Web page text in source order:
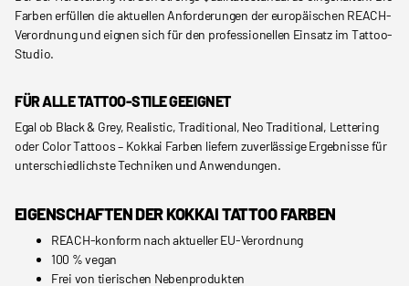
Farben erfüllen die aktuellen Anforderungen der europäischen REACH-
Verordnung und eignen sich für den professionellen Einsatz im Tattoo-
Studio.
FÜR ALLE TATTOO-STILE GEEIGNET
Egal ob Black & Grey, Realistic, Traditional, Neo Traditional, Lettering
oder Color Tattoos – Kokkai Farben liefern zuverlässige Ergebnisse für
unterschiedlichste Techniken und Anwendungen.
EIGENSCHAFTEN DER KOKKAI TATTOO FARBEN
REACH-konform nach aktueller EU-Verordnung
100 % vegan
Frei von tierischen Nebenprodukten